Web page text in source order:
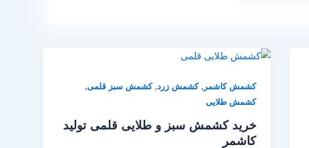
کشمش کاشمر,کشمش زرد,کشمش سبز قلمی,
کشمش طلایی
خرید کشمش سبز و طلایی قلمی تولید
کاشمر